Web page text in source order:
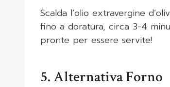
Scalda l’olio extravergine
fino a doratura, circa 3-4
pronte per essere servite!
5. Alternativa Forno